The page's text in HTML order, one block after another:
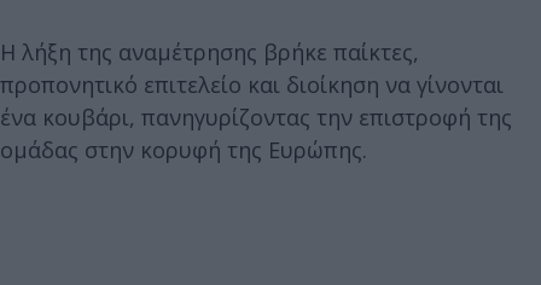
Η λήξη της αναμέτρησης βρήκε παίκτες,
προπονητικό επιτελείο και διοίκηση να γίνονται
ένα κουβάρι, πανηγυρίζοντας την επιστροφή της
ομάδας στην κορυφή της Ευρώπης.